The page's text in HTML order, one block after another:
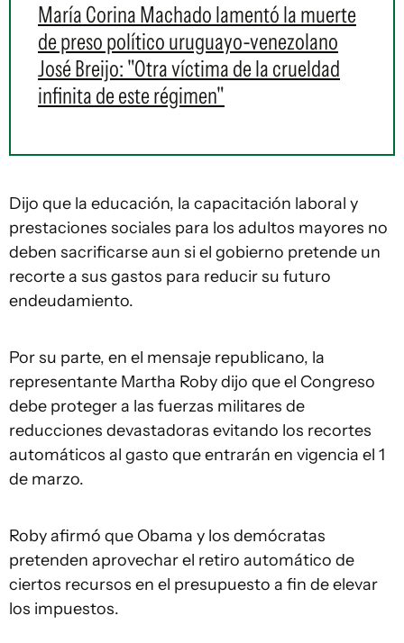
María Corina Machado lamentó la muerte
de preso político uruguayo-venezolano
José Breijo: "Otra víctima de la crueldad
infinita de este régimen"
Dijo que la educación, la capacitación laboral y
prestaciones sociales para los adultos mayores no
deben sacrificarse aun si el gobierno pretende un
recorte a sus gastos para reducir su futuro
endeudamiento.
Por su parte, en el mensaje republicano, la
representante Martha Roby dijo que el Congreso
debe proteger a las fuerzas militares de
reducciones devastadoras evitando los recortes
automáticos al gasto que entrarán en vigencia el 1
de marzo.
Roby afirmó que Obama y los demócratas
pretenden aprovechar el retiro automático de
ciertos recursos en el presupuesto a fin de elevar
los impuestos.